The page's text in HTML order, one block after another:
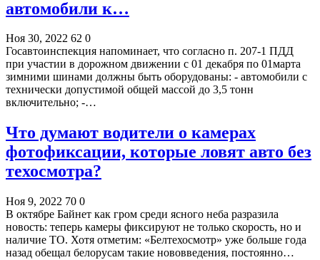
автомобили к…
Ноя 30, 2022 62 0
Госавтоинспекция напоминает, что согласно п. 207-1 ПДД
при участии в дорожном движении с 01 декабря по 01марта
зимними шинами должны быть оборудованы: - автомобили с
технически допустимой общей массой до 3,5 тонн
включительно; -…
Что думают водители о камерах
фотофиксации, которые ловят авто без
техосмотра?
Ноя 9, 2022 70 0
В октябре Байнет как гром среди ясного неба разразила
новость: теперь камеры фиксируют не только скорость, но и
наличие ТО. Хотя отметим: «Белтехосмотр» уже больше года
назад обещал белорусам такие нововведения, постоянно…